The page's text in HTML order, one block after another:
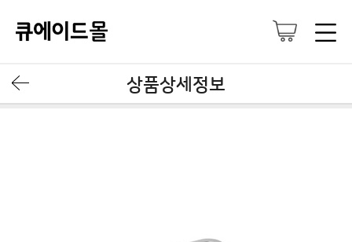
상품상세정보